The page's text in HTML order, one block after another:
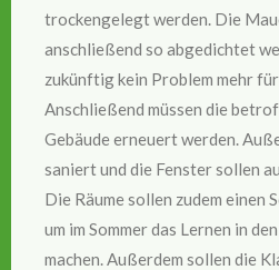
trockengelegt werden. Die
anschließend so abgedichtet
zukünftig kein Problem mehr für
Anschließend müssen die
Gebäude erneuert werden.
saniert und die Fenster sollen
Die Räume sollen zudem einen
um im Sommer das Lernen in
machen. Außerdem sollen die